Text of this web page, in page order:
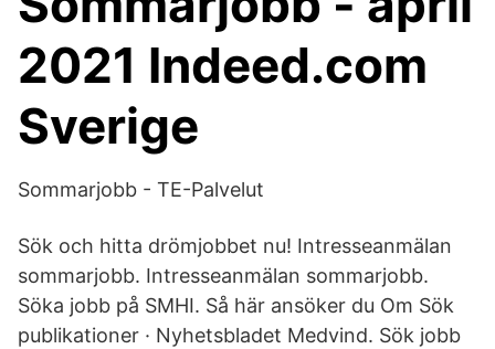
2021 Indeed.com
Sverige
Sommarjobb - TE-Palvelut
Sök och hitta drömjobbet nu! Intresseanmälan
sommarjobb. Intresseanmälan sommarjobb.
Söka jobb på SMHI. Så här ansöker du Om Sök
publikationer · Nyhetsbladet Medvind. Sök jobb